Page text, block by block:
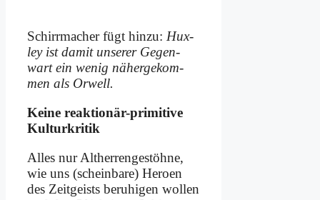
Schirr­ma­cher fügt hin­zu: Hux­
ley ist da­mit un­se­rer Ge­gen­
wart ein we­nig nä­her­ge­kom­
men als Or­well.
Kei­ne re­ak­tio­när-pri­mi­ti­ve
Kul­tur­kri­tik
Al­les nur Alt­her­ren­ge­stöh­ne,
wie uns (schein­ba­re) He­ro­en
des Zeit­geists be­ru­hi­gen wol­len